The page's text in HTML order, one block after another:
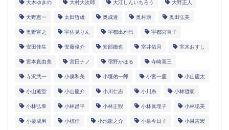
大木ゆきの 大村大次郎 大江しんいちろう 大野正人
天野恵一 太田哲雄 奥成達 奥村康 奥田弘美
奥野宣之 宇佐見りん 宇都出雅巳 宇都宮直子
安田佳生 安藤俊介 安部徹也 室井佑月 室木おすし
宮本真由美 宮田ナノ 宿野かほる 寺崎喜三
寺沢武一 小俣和美 小垣佑一郎 小宮一慶 小山慶太
小山薫堂 小山龍介 小川仁志 小川糸 小林哲朗
小林弘幸 小林昌平 小林正観 小林眞理子 小林聡美
小栗成男 小椋佳 小池龍之介 小泉今日子 小泉吉宏